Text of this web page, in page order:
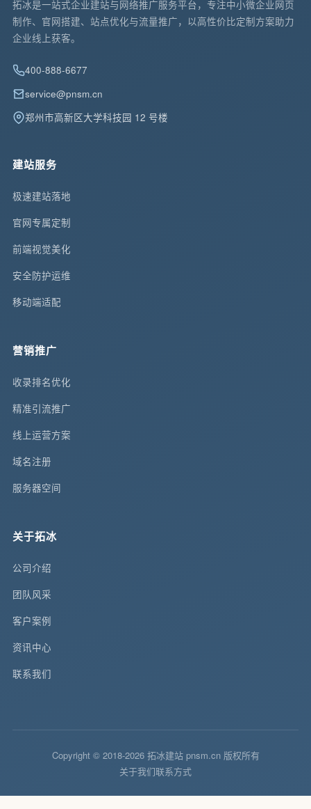
拓冰是一站式企业建站与网络推广服务平台，专注中小微企业网页
制作、官网搭建、站点优化与流量推广，以高性价比定制方案助力
企业线上获客。
400-888-6677
service@pnsm.cn
郑州市高新区大学科技园 12 号楼
建站服务
极速建站落地
官网专属定制
前端视觉美化
安全防护运维
移动端适配
营销推广
收录排名优化
精准引流推广
线上运营方案
域名注册
服务器空间
关于拓冰
公司介绍
团队风采
客户案例
资讯中心
联系我们
Copyright © 2018-2026 拓冰建站 pnsm.cn 版权所有
关于我们联系方式